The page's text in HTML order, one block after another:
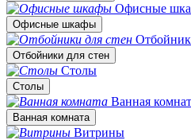
Офисные
Офисные шкафы
Отбойники для стен
Столы
Столы
Ванная
Ванная комната
Витрины